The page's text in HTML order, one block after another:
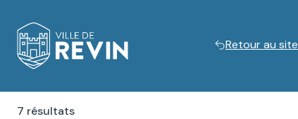
Retour au site
7 résultats